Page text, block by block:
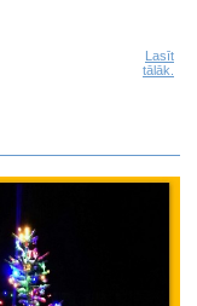
Lasīt
tālāk.